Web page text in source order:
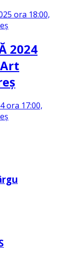
ora 18:00,
2024
ora 17:00,